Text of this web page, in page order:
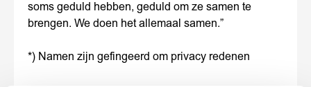
soms geduld hebben, geduld om ze samen te
brengen. We doen het allemaal samen.”
*) Namen zijn gefingeerd om privacy redenen